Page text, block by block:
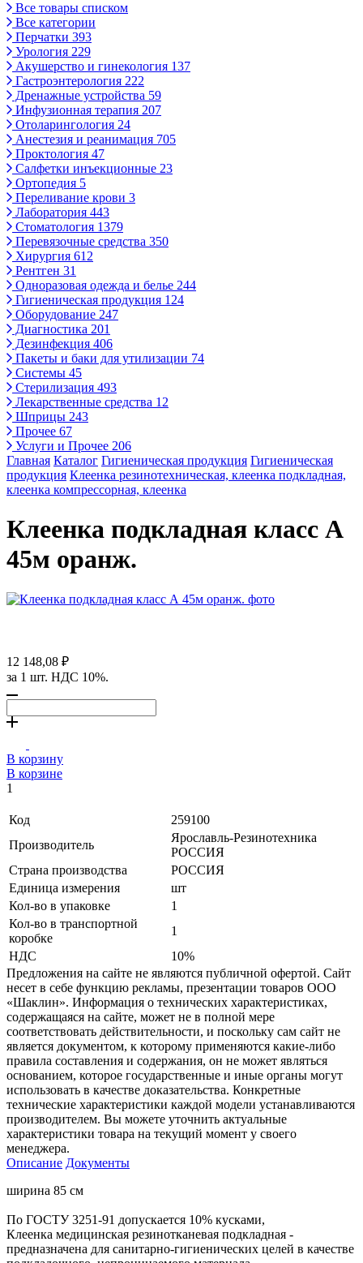
Все товары списком
Все категории
Перчатки 393
Урология 229
Акушерство и гинекология 137
Гастроэнтерология 222
Дренажные устройства 59
Инфузионная терапия 207
Отоларингология 24
Анестезия и реанимация 705
Проктология 47
Салфетки инъекционные 23
Ортопедия 5
Переливание крови 3
Лаборатория 443
Стоматология 1379
Перевязочные средства 350
Хирургия 612
Рентген 31
Одноразовая одежда и белье 244
Гигиеническая продукция 124
Оборудование 247
Диагностика 201
Дезинфекция 406
Пакеты и баки для утилизации 74
Системы 45
Стерилизация 493
Лекарственные средства 12
Шприцы 243
Прочее 67
Услуги и Прочее 206
Главная Каталог Гигиеническая продукция Гигиеническая
продукция Клеенка резинотехническая, клеенка подкладная,
клеенка компрессорная, клеенка
Клеенка подкладная класс А
45м оранж.
12 148,08 ₽
за 1 шт. НДС 10%.
В корзину
В корзине
1
Код
259100
Производитель
Ярославль-Резинотехника
РОССИЯ
Страна производства
РОССИЯ
Единица измерения
шт
Кол-во в упаковке
1
Кол-во в транспортной
коробке
1
НДС
10%
Предложения на сайте не являются публичной офертой. Сайт
несет в себе функцию рекламы, презентации товаров ООО
«Шаклин». Информация о технических характеристиках,
содержащаяся на сайте, может не в полной мере
соответствовать действительности, и поскольку сам сайт не
является документом, к которому применяются какие-либо
правила составления и содержания, он не может являться
основанием, которое государственные и иные органы могут
использовать в качестве доказательства. Конкретные
технические характеристики каждой модели устанавливаются
производителем. Вы можете уточнить актуальные
характеристики товара на текущий момент у своего
менеджера.
Описание Документы
ширина 85 см
По ГОСТУ 3251-91 допускается 10% кусками,
Клеенка медицинская резинотканевая подкладная -
предназначена для санитарно-гигиенических целей в качестве